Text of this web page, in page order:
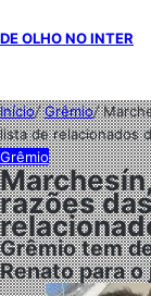
DE OLHO NO INTER
Início/Grêmio/
lista de relacionados
Grêmio
razões
Grêmio tem
Renato para